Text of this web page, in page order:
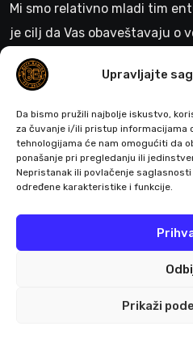
Upravljajte
Da bismo pružili najbolje iskustvo,
za čuvanje i/ili pristup informacijama
tehnologijama će nam omogućiti da
ponašanje pri pregledanju ili
Nepristanak ili povlačenje
određene karakteristike i funkcije.
Prikaži
Mi smo relativno mladi tim
je cilj da Vas obaveštavaju o
gejminga
Pratite nas